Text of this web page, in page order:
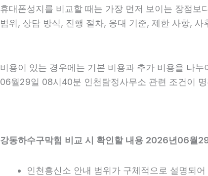
휴대폰성지를 비교할 때는 가장 먼저 보이는 장점
범위, 상담 방식, 진행 절차, 응대 기준, 제한 사항,
비용이 있는 경우에는 기본 비용과 추가 비용을 나
06월29일 08시40분 인천탐정사무소 관련 조건이
강동하수구막힘 비교 시 확인할 내용 2026년06월
인천흥신소 안내 범위가 구체적으로 설명되어